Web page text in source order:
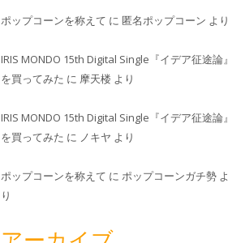
ポップコーンを称えて に匿名ポップコーン より
IRIS MONDO 15th Digital Single『イデア征途論』
を買ってみた に 摩天楼 より
IRIS MONDO 15th Digital Single『イデア征途論』
を買ってみた に ノキヤ より
ポップコーンを称えて に ポップコーンガチ勢 よ
り